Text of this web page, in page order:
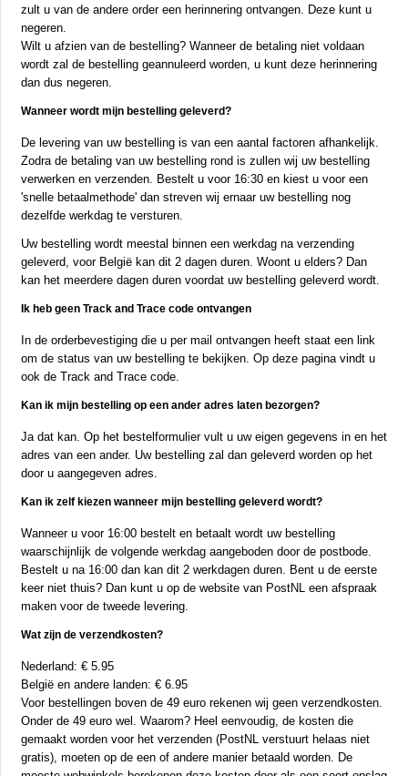
zult u van de andere order een herinnering ontvangen. Deze kunt u
negeren.
Wilt u afzien van de bestelling? Wanneer de betaling niet voldaan
wordt zal de bestelling geannuleerd worden, u kunt deze herinnering
dan dus negeren.
Wanneer wordt mijn bestelling geleverd?
De levering van uw bestelling is van een aantal factoren afhankelijk.
Zodra de betaling van uw bestelling rond is zullen wij uw bestelling
verwerken en verzenden. Bestelt u voor 16:30 en kiest u voor een
'snelle betaalmethode' dan streven wij ernaar uw bestelling nog
dezelfde werkdag te versturen.
Uw bestelling wordt meestal binnen een werkdag na verzending
geleverd, voor België kan dit 2 dagen duren. Woont u elders? Dan
kan het meerdere dagen duren voordat uw bestelling geleverd wordt.
Ik heb geen Track and Trace code ontvangen
In de orderbevestiging die u per mail ontvangen heeft staat een link
om de status van uw bestelling te bekijken. Op deze pagina vindt u
ook de Track and Trace code.
Kan ik mijn bestelling op een ander adres laten bezorgen?
Ja dat kan. Op het bestelformulier vult u uw eigen gegevens in en het
adres van een ander. Uw bestelling zal dan geleverd worden op het
door u aangegeven adres.
Kan ik zelf kiezen wanneer mijn bestelling geleverd wordt?
Wanneer u voor 16:00 bestelt en betaalt wordt uw bestelling
waarschijnlijk de volgende werkdag aangeboden door de postbode.
Bestelt u na 16:00 dan kan dit 2 werkdagen duren. Bent u de eerste
keer niet thuis? Dan kunt u op de website van PostNL een afspraak
maken voor de tweede levering.
Wat zijn de verzendkosten?
Nederland: € 5.95
België en andere landen: € 6.95
Voor bestellingen boven de 49 euro rekenen wij geen verzendkosten.
Onder de 49 euro wel. Waarom? Heel eenvoudig, de kosten die
gemaakt worden voor het verzenden (PostNL verstuurt helaas niet
gratis), moeten op de een of andere manier betaald worden. De